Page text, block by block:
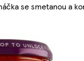
se smetanou a